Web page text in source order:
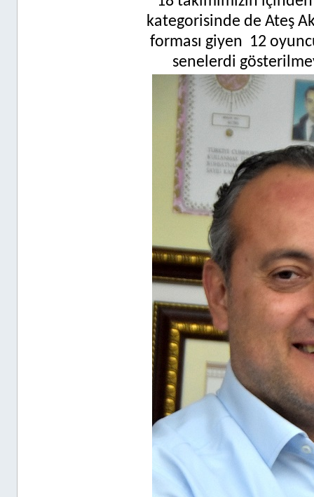
kategorisinde de Ateş
forması giyen 12
senelerdi